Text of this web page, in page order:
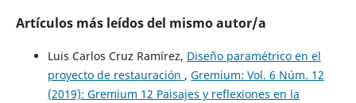
Artículos más leídos del mismo autor/a
Luis Carlos Cruz Ramírez, Diseño paramétrico en el
proyecto de restauración , Gremium: Vol. 6 Núm. 12
(2019): Gremium 12 Paisajes y reflexiones en la